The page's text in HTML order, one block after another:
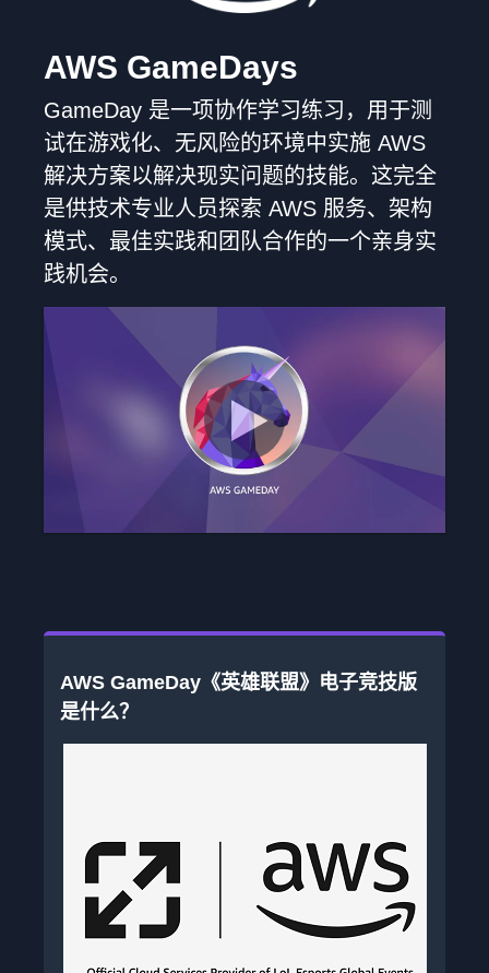
AWS GameDays
GameDay 是一项协作学习练习，用于测
试在游戏化、无风险的环境中实施 AWS
解决方案以解决现实问题的技能。这完全
是供技术专业人员探索 AWS 服务、架构
模式、最佳实践和团队合作的一个亲身实
践机会。
AWS GameDay《英雄联盟》电子竞技版
是什么？